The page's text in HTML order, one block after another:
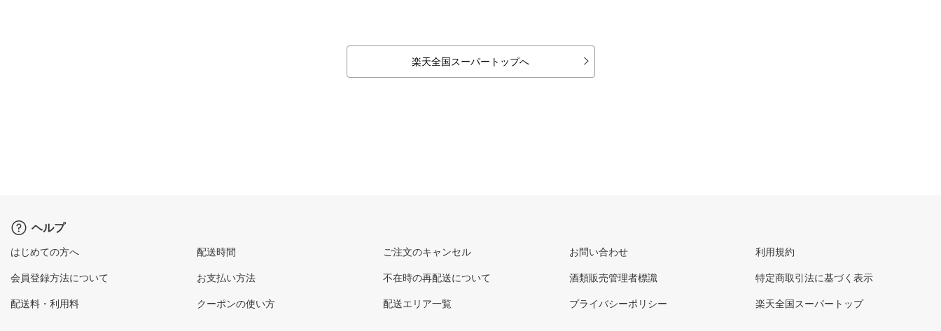
楽天全国スーパートップへ
ヘルプ
はじめての方へ
会員登録方法について
配送料・利用料
配送時間
お支払い方法
クーポンの使い方
ご注文のキャンセル
不在時の再配送について
配送エリア一覧
お問い合わせ
酒類販売管理者標識
プライバシーポリシー
利用規約
特定商取引法に基づく表示
楽天全国スーパートップ